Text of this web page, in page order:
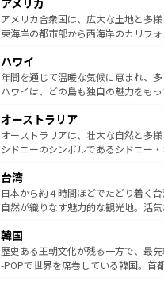
ンツ一覧を参照してほしい。
の建物がそのまま残る町や、スイスな
博物館もあり、アルプス観光だけでな
ことができる。国民の所得が高いた
ば市内交通費無料で観光を楽しむこともでき
着のスイス情報はコンテンツ一覧 を
アメリカ
アメリカ合衆国は、広大な土地と多様
東海岸の都市部から西海岸のカリフ
のような巨大都市は、観光、ショッピ
ンメントが詰まった刺激的なスポッ
西部には大自然が広がり、グランド
部のニューオーリンズでは、音楽と美
文化が魅力。旅行者はアメリカの各地
しみながら、その多様性と豊かな歴
ならではの贅沢な旅のスタイルだ。 なお、新着のアメリカ
情報はコンテンツ一覧を参照してほ
ハワイ
年間を通じて温暖な気候に恵まれ、
ハワイは、どの島も独自の魅力をも
ワイ島は見逃せない。また、定番の観
島だが、静かな自然を求めるならマウ
おすすめ。エメラルドグリーンに輝
れるおもてなしの心で訪れる人々を迎
人々、おいしいローカルフードやハ
ク、伝統的なフラダンスなど、すべ
ワイを、存分に味わってほしい。 なお、新着のハワイ情報
はコンテンツ一覧を参照してほしい。
オーストラリア
オーストラリアは、壮大な自然と多様
シドニーのシンボルであるシドニー
リアリーフや大陸中央部にそびえるウ
ク）、タスマニアの美しい原生林や
ど、見どころがたくさん。また、カ
いる。アクティビティも充実しており
ビング、ハイキングなど、アウトド
い。オーストラリアの多彩な魅力を
台湾
日本から約４時間ほどでたどり着く
自然が織りなす魅力的な観光地。活
ン）、静ひつな山岳地帯である台湾東
と山間の静けさが共存しており、訪
驚きをもたらしてくれる。また、奥
韓国
歴史ある王朝文化が残る一方で、最
-POPで世界を席巻している韓国。首